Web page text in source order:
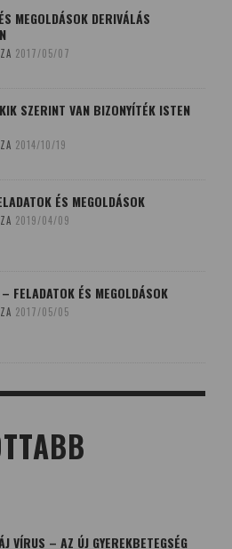
MEGOLDÁSOK DERIVÁLÁS
2017/05/07
SZERINT VAN BIZONYÍTÉK ISTEN
2014/10/19
ÉS MEGOLDÁSOK
2019/04/09
– FELADATOK ÉS MEGOLDÁSOK
2017/05/05
VÍRUS – AZ ÚJ GYEREKBETEGSÉG